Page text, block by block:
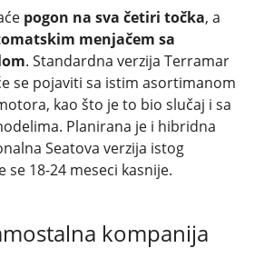
pogon na sva četiri točka, a
menjačem sa
. Standardna verzija Terramar
se pojaviti sa istim asortimanom
kao što je to bio slučaj i sa
Planirana je i hibridna
Seatova verzija istog
18-24 meseci kasnije.
kompanija